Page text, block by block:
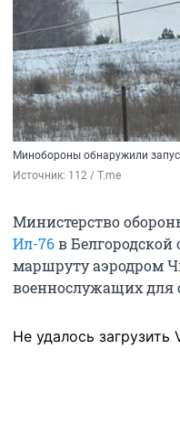
Минобороны обнаружили
Источник: 112 / T.me
Министерство
Ил-76в
маршруту аэродром
военнослужащих для
Не удалось загрузить